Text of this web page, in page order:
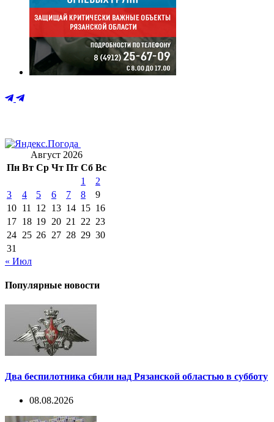
Август 2026
Пн Вт Ср Чт Пт Сб Вс
1
2
3
4 5 6 7 8
9
10 11 12 13 14 15 16
17 18 19 20 21 22 23
24 25 26 27 28 29 30
31
« Июл
Популярные новости
Два беспилотника сбили над Рязанской областью в субботу
08.08.2026